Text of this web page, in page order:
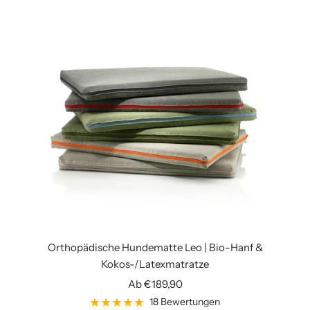
e
l
l
b
r
a
Orthopädische Hundematte Leo | Bio-Hanf &
Kokos-/Latexmatratze
Angebotspreis
Ab €189,90
18 Bewertungen